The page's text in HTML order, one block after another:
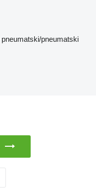
pneumatski/pneumatski